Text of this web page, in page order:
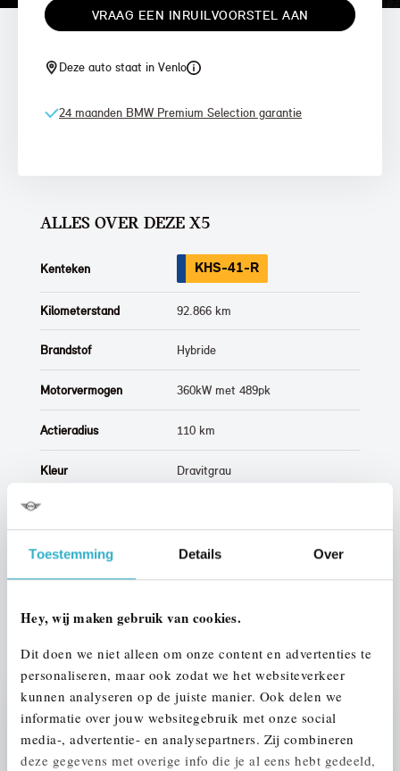
Toestemming Details Over
Hey, wij maken gebruik van cookies.
Dit doen we niet alleen om onze content en advertenties te
personaliseren, maar ook zodat we het websiteverkeer
kunnen analyseren op de juiste manier. Ook delen we
informatie over jouw websitegebruik met onze social
media-, advertentie- en analysepartners. Zij combineren
deze gegevens met overige info die je al eens hebt gedeeld,
VRAAG EEN INRUILVOORSTEL AAN
Deze auto staat in Venlo
24 maanden BMW Premium Selection garantie
Stap 1 van 3
UW AUTO INRUILEN?
ALLES OVER DEZE X5
Kenteken KHS-41-R
Kilometerstand 92.866 km
Brandstof Hybride
Motorvermogen 360kW met 489pk
Actieradius 110 km
Kleur Dravitgrau
Btw/Marge Marge
ALLE OPTIES EN SPECIFICATIES